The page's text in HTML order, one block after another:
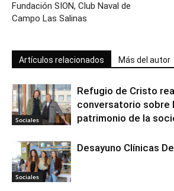
Fundación SION, Club Naval de
Campo Las Salinas
Artículos relacionados Más del autor
Sociales
Refugio de Cristo
conversatorio sobre
patrimonio de la
Sociales
Desayuno Clínicas